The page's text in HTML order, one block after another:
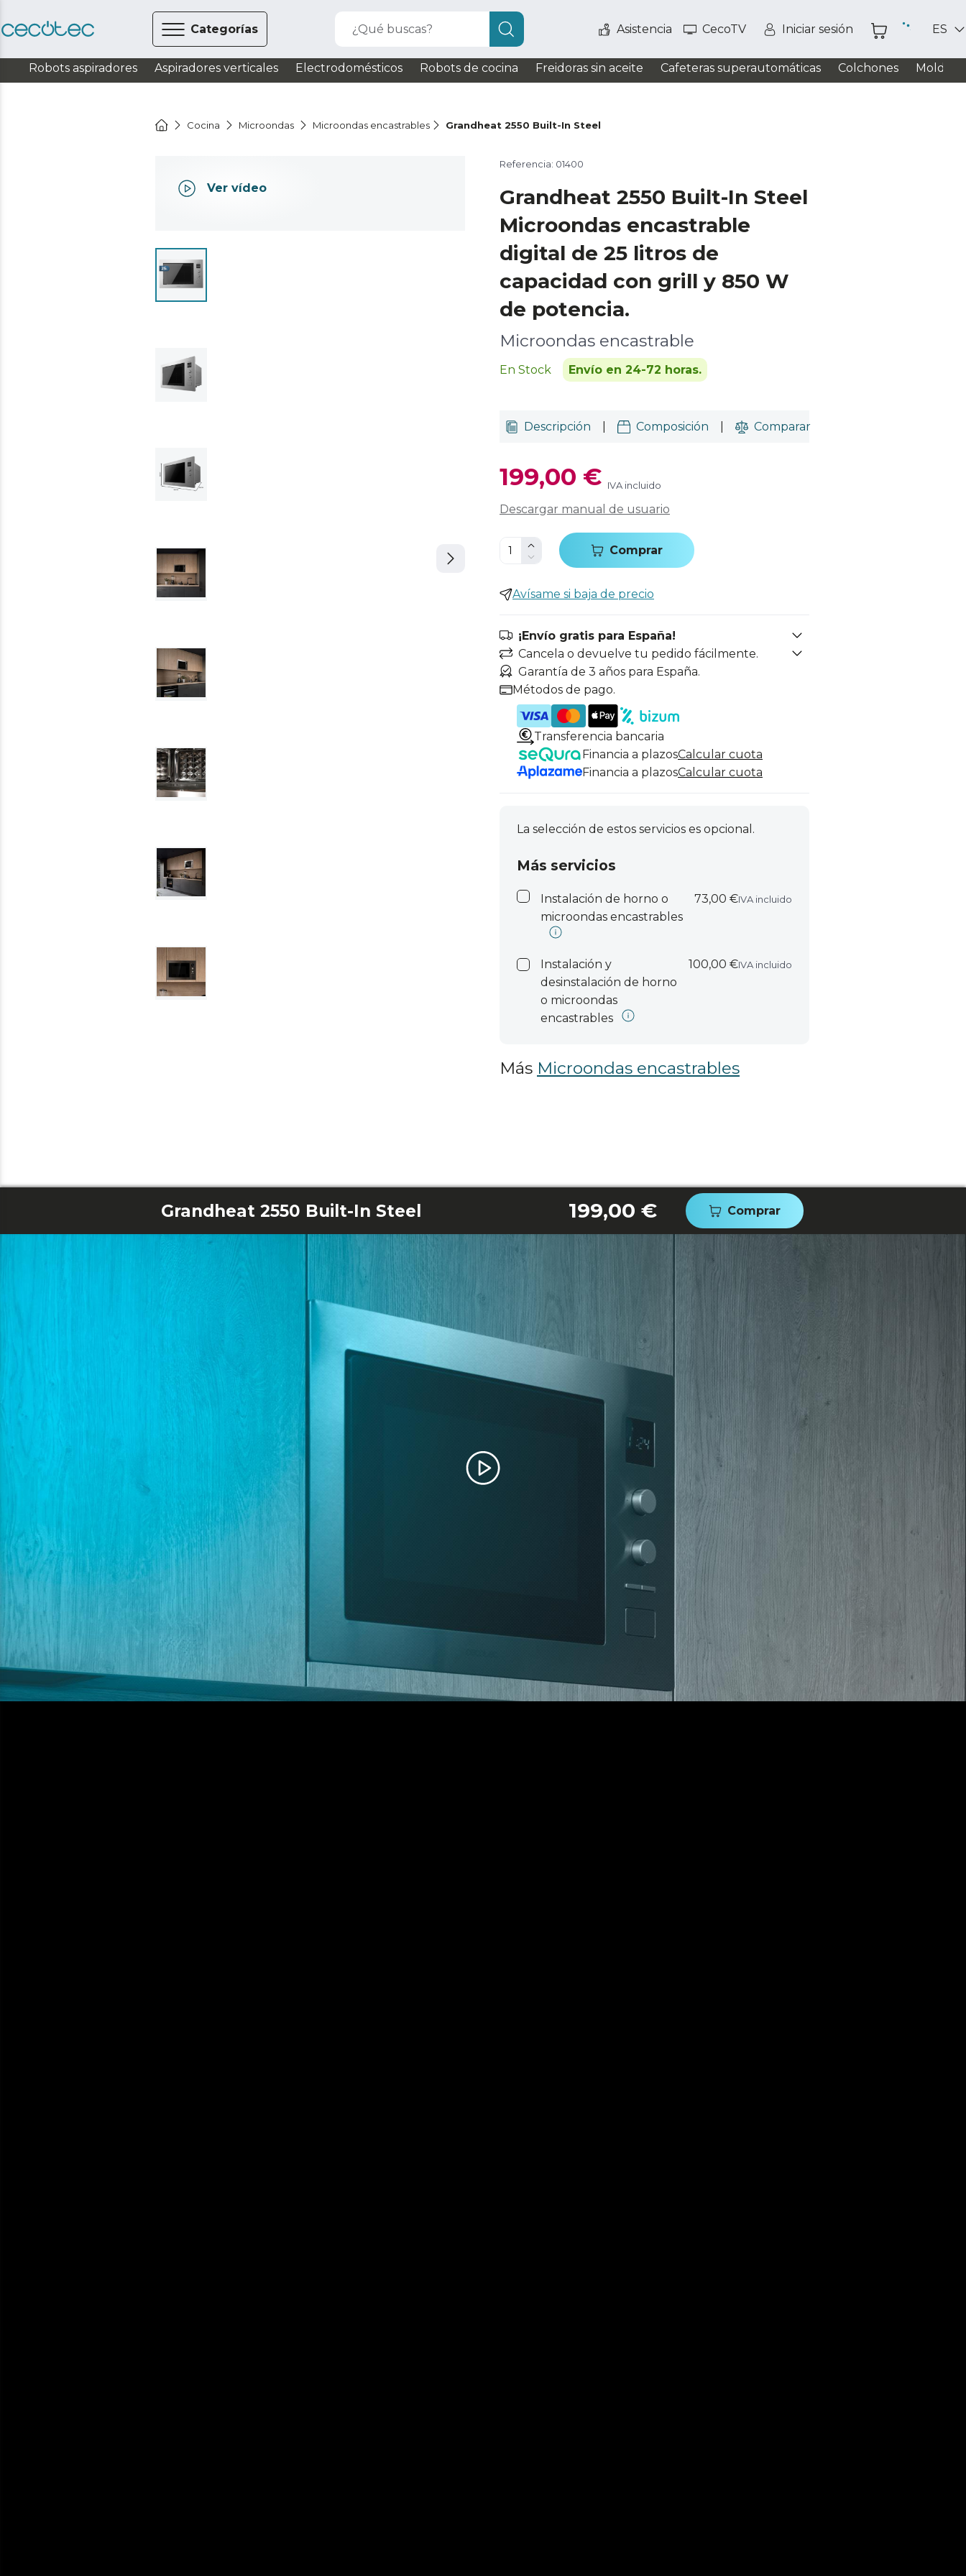
Categorías ¿Qué buscas? Asistencia CecoTV Iniciar sesión ES
Robots aspiradores Aspiradores verticales Electrodomésticos Robots de cocina Freidoras sin aceite Cafeteras superautomáticas Colchones
Cocina Microondas Microondas encastrables Grandheat 2550 Built-In Steel
Ver vídeo
Referencia: 01400
Grandheat 2550 Built-In Steel
Microondas encastrable
digital de 25 litros de
capacidad con grill y 850 W
de potencia.
Microondas encastrable
En Stock Envío en 24-72 horas.
Descripción Composición Comparar
199,00 € IVA incluido
Descargar manual de usuario
Comprar
Avísame si baja de precio
¡Envío gratis para España!
Cancela o devuelve tu pedido fácilmente.
Garantía de 3 años para España.
Métodos de pago.
Transferencia bancaria
Financia a plazosCalcular cuota
Financia a plazosCalcular cuota
La selección de estos servicios es opcional.
Más servicios
Instalación de horno o
microondas encastrables
73,00 €IVA incluido
Instalación y
desinstalación de horno
o microondas
encastrables
100,00 €IVA incluido
Más Microondas encastrables
Grandheat 2550 Built-In Steel 199,00 € Comprar